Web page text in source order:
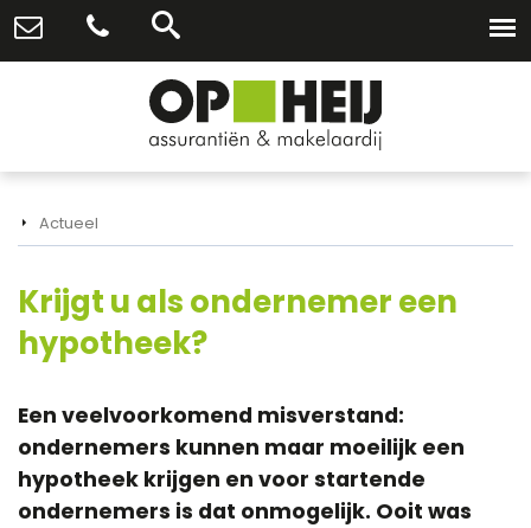
Actueel
Krijgt u als ondernemer een
hypotheek?
Een veelvoorkomend misverstand:
ondernemers kunnen maar moeilijk een
hypotheek krijgen en voor startende
ondernemers is dat onmogelijk. Ooit was